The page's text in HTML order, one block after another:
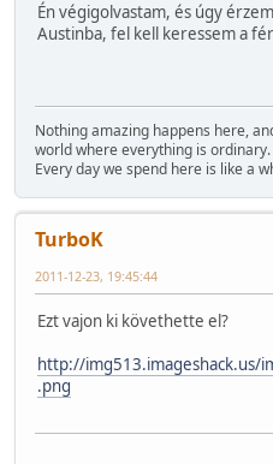
Én végigolvastam, és úgy
Austinba, fel kell keressem a
Nothing amazing happens here,
world where everything is ordinary.
Every day we spend here is like a
TurboK
2011-12-23, 19:45:44
Ezt vajon ki követhette el?
http://img513.imageshack.us/
.png